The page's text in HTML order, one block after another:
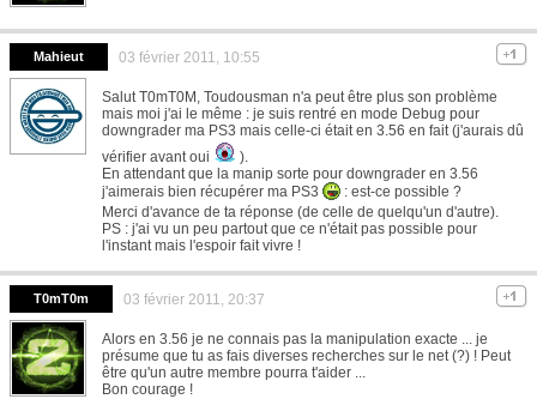
Mahieut 03 février 2011, 10:55
Salut T0mT0M, Toudousman n'a peut être plus son problème
mais moi j'ai le même : je suis rentré en mode Debug pour
downgrader ma PS3 mais celle-ci était en 3.56 en fait (j'aurais dû
vérifier avant oui
).
En attendant que la manip sorte pour downgrader en 3.56
j'aimerais bien récupérer ma PS3
: est-ce possible ?
Merci d'avance de ta réponse (de celle de quelqu'un d'autre).
PS : j'ai vu un peu partout que ce n'était pas possible pour
l'instant mais l'espoir fait vivre !
T0mT0m 03 février 2011, 20:37
Alors en 3.56 je ne connais pas la manipulation exacte ... je
présume que tu as fais diverses recherches sur le net (?) ! Peut
être qu'un autre membre pourra t'aider ...
Bon courage !